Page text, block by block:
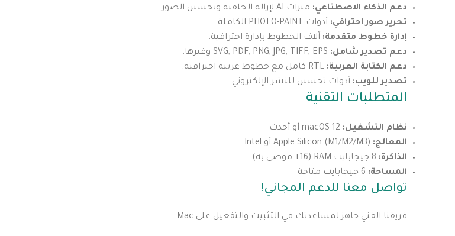
دعم الذكاء الاصطناعي: ميزات AI لإزالة الخلفية وتحسين الصور.
تحرير صور احترافي: أدوات PHOTO-PAINT الكاملة.
إدارة خطوط متقدمة: آلاف الخطوط بإدارة احترافية.
دعم تصدير شامل:
دعم الكتابة العربية:
تصدير للويب: أدوات تحسين للنشر الإلكتروني.
المتطلبات التقنية
نظام التشغيل:
المعالج:
الذاكرة:
المساحة:
تواصل معنا للدعم المجاني!
فريقنا الفني جاهز لمساعدتك في التثبيت والتفعيل على Mac.